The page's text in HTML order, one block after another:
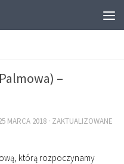
–
MARCA 2018 · ZAKTUALIZOWANE
którą rozpoczynamy